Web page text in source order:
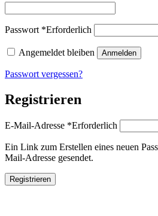
Passwort *Erforderlich
Angemeldet bleiben Anmelden
Passwort vergessen?
Registrieren
E-Mail-Adresse *Erforderlich
Ein Link zum Erstellen eines neuen
Mail-Adresse gesendet.
Registrieren